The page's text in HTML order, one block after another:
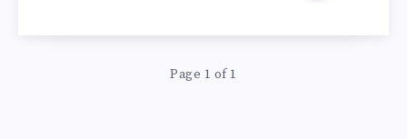
Page 1 of 1